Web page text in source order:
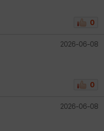
0
2026-06-08
0
2026-06-08